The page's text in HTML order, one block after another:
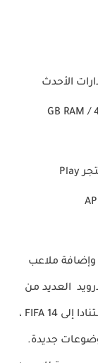
وإضافة ملاعب
هذه الطبعة من فيفا 21 للاندرويد العديد من
المستجدات الأخرى. كونه نسخة معدلة ، استنادا إلى FIFA 14 ،
جديدة.